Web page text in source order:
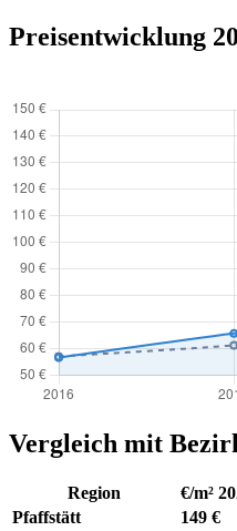
Preisentwicklung
Vergleich mit
Region €/m²
Pfaffstätt
149 €